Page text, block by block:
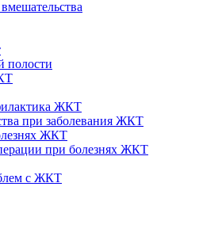
полости
ЖКТ
при заболевания ЖКТ
ЖКТ
при болезнях ЖКТ
с ЖКТ